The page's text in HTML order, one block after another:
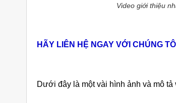
Video giới thiệu
HÃY LIÊN HỆ NGAY VỚI CHÚNG
Dưới đây là một vài hình ảnh và mô